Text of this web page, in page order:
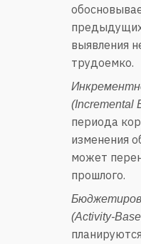
выявления
трудоемко.
(Incremental
периода
изменения
может
прошлого.
(Activity-